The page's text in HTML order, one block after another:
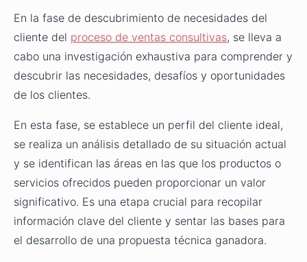
En la fase de descubrimiento de necesidades del
cliente del proceso de ventas consultivas, se lleva a
cabo una investigación exhaustiva para comprender y
descubrir las necesidades, desafíos y oportunidades
de los clientes.
En esta fase, se establece un perfil del cliente ideal,
se realiza un análisis detallado de su situación actual
y se identifican las áreas en las que los productos o
servicios ofrecidos pueden proporcionar un valor
significativo. Es una etapa crucial para recopilar
información clave del cliente y sentar las bases para
el desarrollo de una propuesta técnica ganadora.